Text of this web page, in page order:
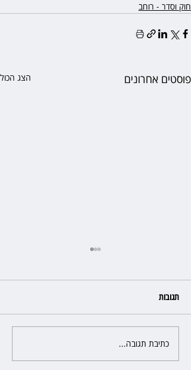
חוק וסדר - רוחב
פוסטים אחרונים הצג הכול
פרקליטת מחוז חיפה בדרך
לפרישה: תקבל יותר ממיליון שקל
תגובות
כתיבת תגובה...